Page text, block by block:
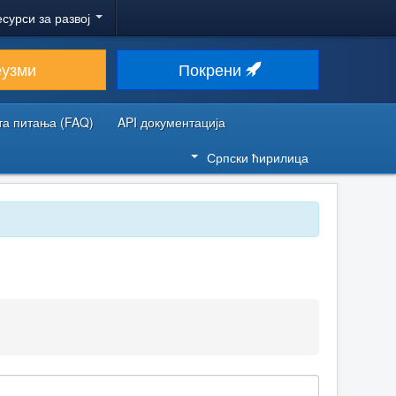
за развој
Покрени
питања (FAQ)
API документација
Српски ћирилица